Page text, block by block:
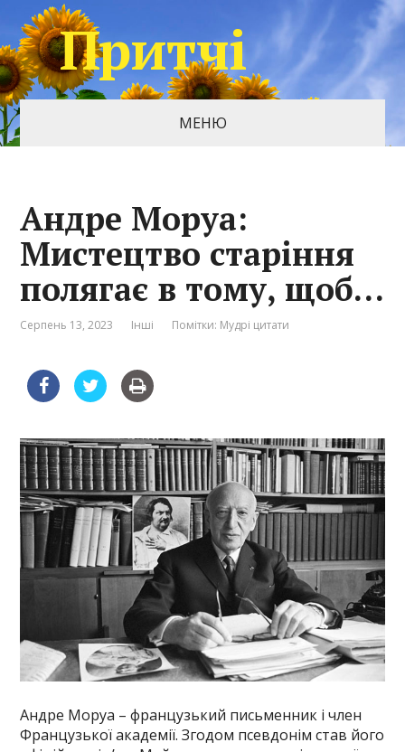
Притчі
МЕНЮ
Андре Моруа:
Мистецтво старіння
полягає в тому, щоб…
Серпень 13, 2023 Інші Помітки: Мудрі цитати
Андре Моруа – французький письменник і член
Французької академії. Згодом псевдонім став його